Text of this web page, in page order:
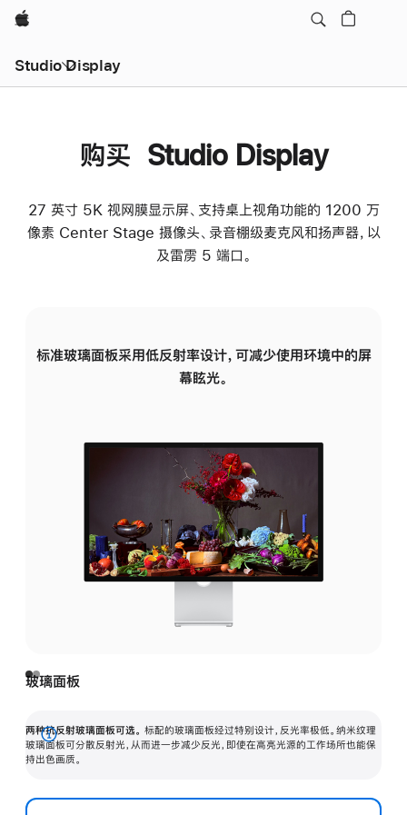
Apple
Studio Display
购买 Studio Display
27 英寸 5K 视网膜显示屏、支持桌上视角功能的 1200 万
像素 Center Stage 摄像头、录音棚级麦克风和扬声器，以
及雷雳 5 端口。
标准玻璃面板采用低反射率设计，可减少使用环境中的屏
幕眩光。
玻璃面板
两种抗反射玻璃面板可选。 标配的玻璃面板经过特别设计，反光率极低。纳米纹理
玻璃面板可分散反射光，从而进一步减少反光，即使在高亮光源的工作场所也能保
持出色画质。
展
开